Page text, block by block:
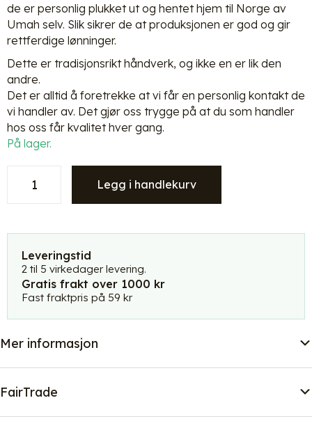
de er personlig plukket ut og hentet hjem til Norge av
Umah selv. Slik sikrer de at produksjonen er god og gir
rettferdige lønninger.
Dette er tradisjonsrikt håndverk, og ikke en er lik den
andre.
Det er alltid å foretrekke at vi får en personlig kontakt de
vi handler av. Det gjør oss trygge på at du som handler
hos oss får kvalitet hver gang.
På lager.
bordbrikker
rotting
natur
brun
antall
Legg i handlekurv
Leveringstid
2 til 5 virkedager levering.
Gratis frakt over 1000 kr
Fast fraktpris på 59 kr
Mer informasjon
FairTrade